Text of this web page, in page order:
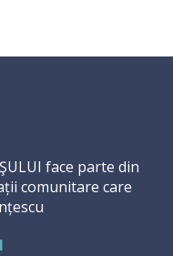
face parte din
comunitare care